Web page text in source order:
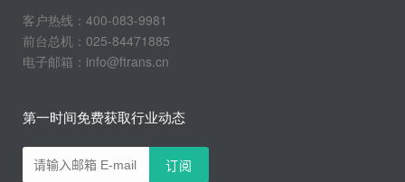
客户热线：400-083-9981
前台总机：025-84471885
电子邮箱：info@ftrans.cn
第一时间免费获取行业动态